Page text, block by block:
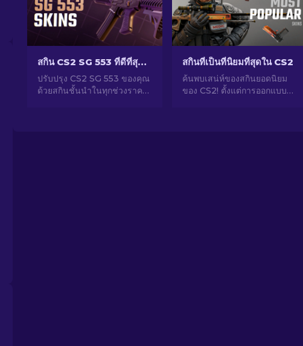
สกิน CS2 SG 553 ที่ดีที่สุดในทุกช่วงราคา [2026]
ปรับปรุง CS2 SG 553 ของคุณ
ด้วยสกินชั้นนำในทุกช่วงราคา!
สกินที่เป็นที่นิยมที่สุดใน CS2
ค้นพบเสน่ห์ของสกินยอดนิยม
ของ CS2! ตั้งแต่การออกแบบที่